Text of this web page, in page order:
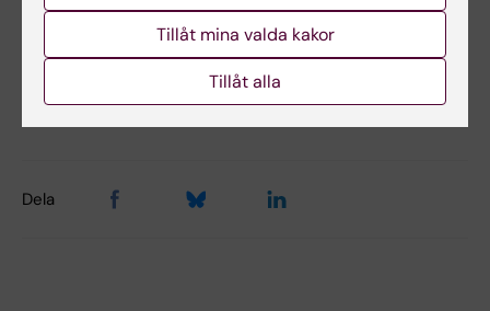
Innehållsgranskare:
Dela
Tillåt mina valda kakor
Tillåt alla